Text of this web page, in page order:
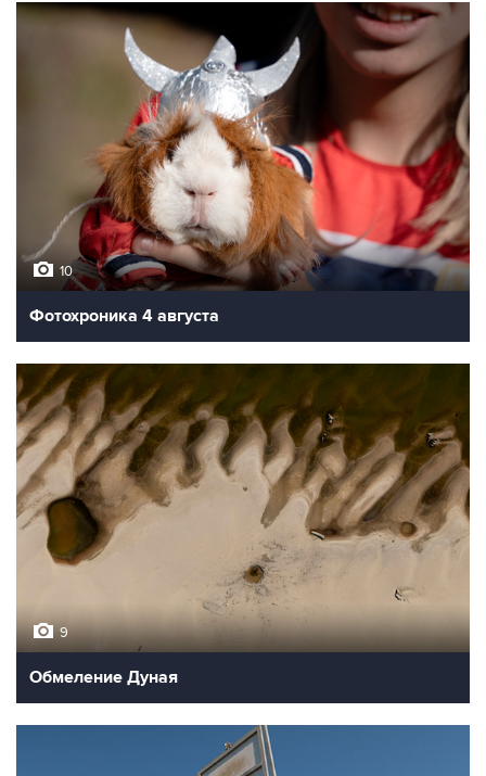
Фото: Андрей Никеричев
ФОТОГАЛЕРЕИ
10
Фотохроника 6 августа